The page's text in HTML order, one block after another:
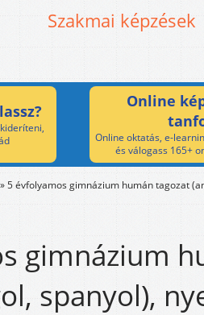
Szakmai képzések
Online
Online oktatás, e-
és válogass 165+
»5 évfolyamos gimnázium humán tagozat
gimnázium
spanyol),